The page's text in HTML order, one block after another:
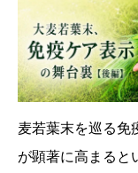
麦若葉末を巡る免
が顕著に高まると